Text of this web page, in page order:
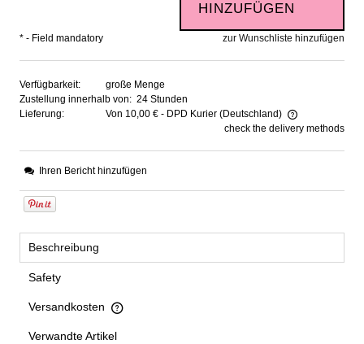
HINZUFÜGEN
zur Wunschliste hinzufügen
* - Field mandatory
Verfügbarkeit:
große Menge
Zustellung innerhalb von: 24 Stunden
Lieferung:
Von 10,00 € - DPD Kurier (Deutschland)
The price does not include any possible payment costs
check the delivery methods
Ihren Bericht hinzufügen
Beschreibung
Safety
Versandkosten
The price does not include any possible payment costs
Verwandte Artikel